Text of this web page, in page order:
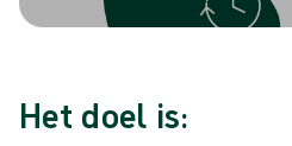
Het doel is: